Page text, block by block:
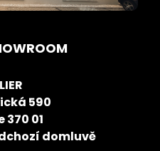
590
370 01
domluvě